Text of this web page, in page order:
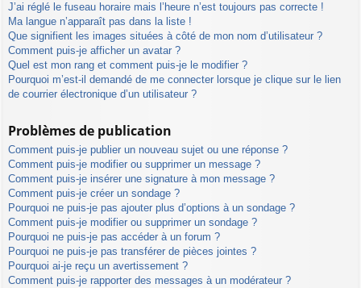
J’ai réglé le fuseau horaire mais l’heure n’est toujours pas correcte !
Ma langue n’apparaît pas dans la liste !
Que signifient les images situées à côté de mon nom d’utilisateur ?
Comment puis-je afficher un avatar ?
Quel est mon rang et comment puis-je le modifier ?
Pourquoi m’est-il demandé de me connecter lorsque je clique sur le lien
de courrier électronique d’un utilisateur ?
Problèmes de publication
Comment puis-je publier un nouveau sujet ou une réponse ?
Comment puis-je modifier ou supprimer un message ?
Comment puis-je insérer une signature à mon message ?
Comment puis-je créer un sondage ?
Pourquoi ne puis-je pas ajouter plus d’options à un sondage ?
Comment puis-je modifier ou supprimer un sondage ?
Pourquoi ne puis-je pas accéder à un forum ?
Pourquoi ne puis-je pas transférer de pièces jointes ?
Pourquoi ai-je reçu un avertissement ?
Comment puis-je rapporter des messages à un modérateur ?